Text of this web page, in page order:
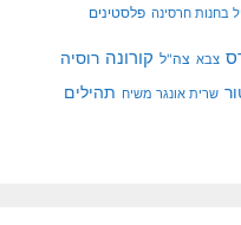
בחנות חרסינה פלסטינים
צבא צה"ל קורונה רוסיה
שרית אונגר משיח תהילים